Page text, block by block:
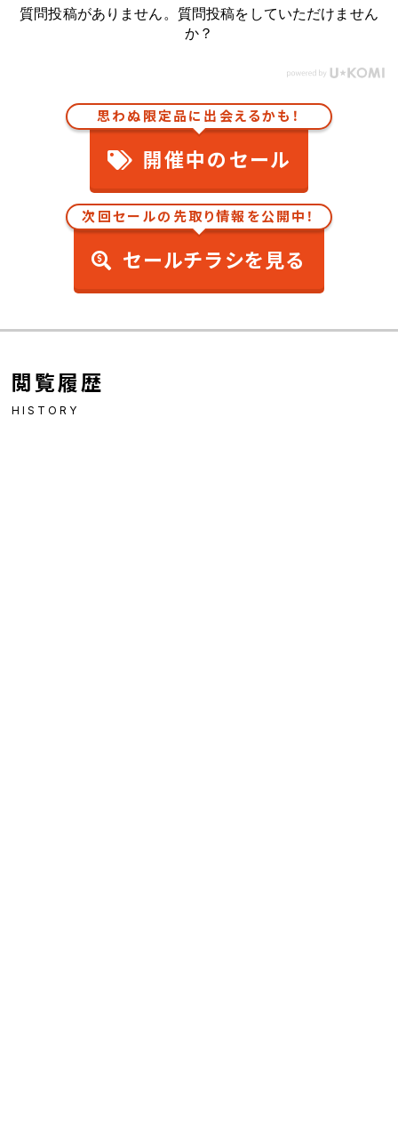
質問投稿がありません。質問投稿をしていただけません
か？
思わぬ限定品に出会えるかも！
開催中のセール
次回セールの先取り情報を公開中！
セールチラシを見る
閲覧履歴
HISTORY